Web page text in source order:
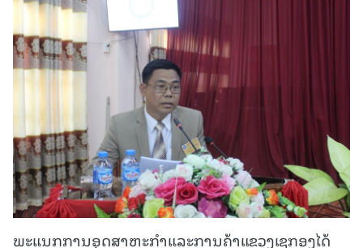
ພະແນກການອຸດສາຫະກຳແລະການຄ້າແຂວງເຊກອງໄດ້